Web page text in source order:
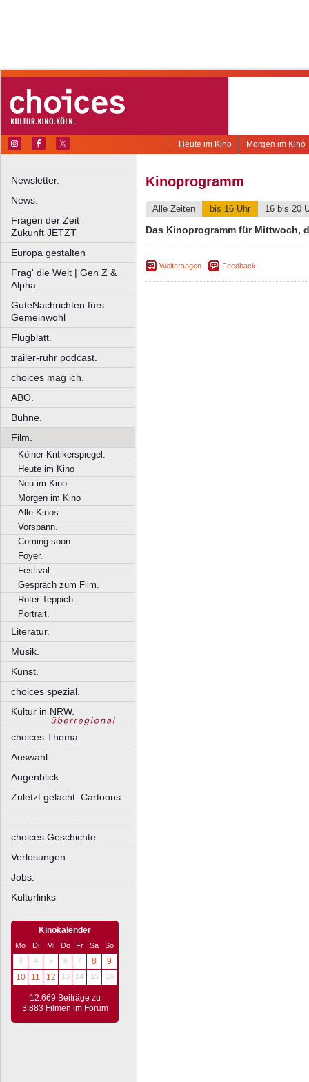
Morgen im Kino
Heute im Kino
Newsletter.
News.
Fragen der Zeit
Zukunft JETZT
Europa gestalten
Frag' die Welt | Gen Z &
Alpha
GuteNachrichten fürs
Gemeinwohl
Flugblatt.
trailer-ruhr podcast.
choices mag ich.
ABO.
Bühne.
Film.
Kölner Kritikerspiegel.
Heute im Kino
Neu im Kino
Morgen im Kino
Alle Kinos.
Vorspann.
Coming soon.
Foyer.
Festival.
Gespräch zum Film.
Roter Teppich.
Portrait.
Literatur.
Musik.
Kunst.
choices spezial.
Kultur in NRW.
choices Thema.
Auswahl.
Augenblick
Zuletzt gelacht: Cartoons.
––––––––––––––––––––
choices Geschichte.
Verlosungen.
Jobs.
Kulturlinks
Kinokalender
Mo Di Mi Do Fr Sa
So
3
4 5 6 7 8
9
10
11 12 13 14 15 16
12.669 Beiträge zu
3.883 Filmen im Forum
Kinoprogramm
Alle Zeiten bis 16 Uhr 16 bis 20
Das Kinoprogramm für Mittwoch,
Weitersagen Feedback